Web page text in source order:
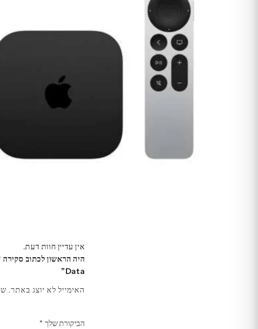
אין עדיין חוות דעת.
Data”
האימייל לא יוצג באתר.
הביקורת שלך *